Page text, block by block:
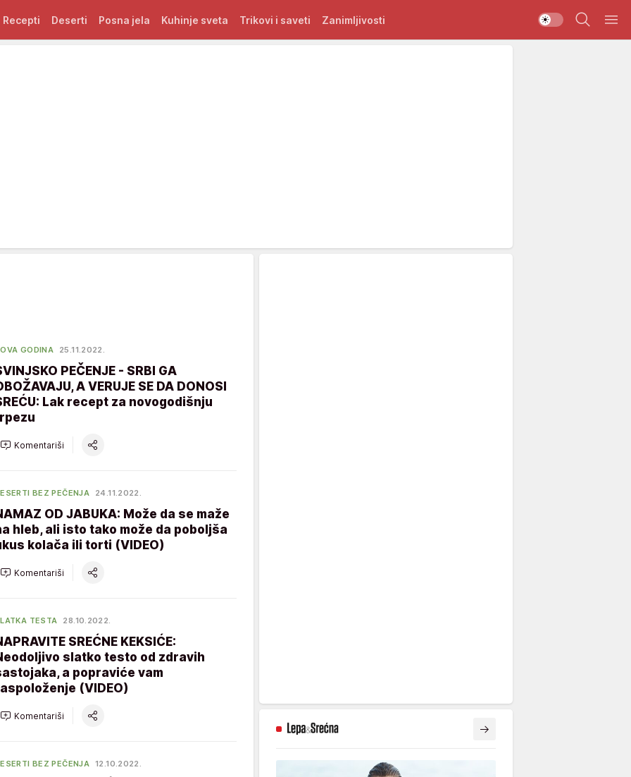
Recepti Deserti Posna jela Kuhinje sveta Trikovi i saveti Zanimljivosti
GODINA 25.11.2022.
PEČENJE - SRBI GA
A VERUJE SE DA DONOSI
Lak recept za novogodišnju
Komentariši
BEZ PEČENJA 24.11.2022.
OD JABUKA: Može da se maže
hleb, ali isto tako može da poboljša
kolača ili torti (VIDEO)
Komentariši
TESTA 28.10.2022.
SREĆNE KEKSIĆE:
slatko testo od zdravih
a popraviće vam
(VIDEO)
Komentariši
BEZ PEČENJA 12.10.2022.